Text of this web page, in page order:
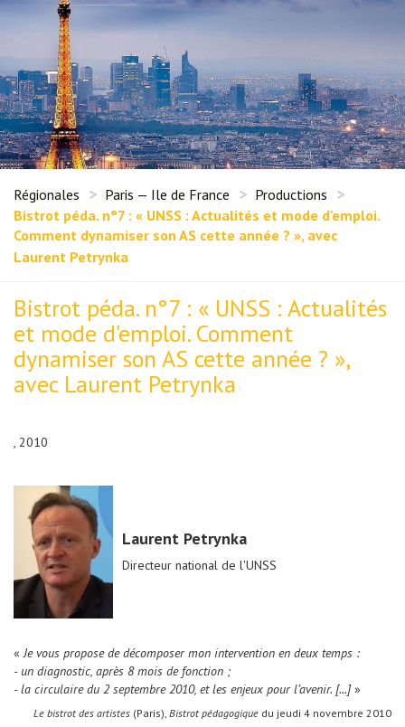
Régionales Paris — Ile de France
Productions
Bistrot péda. n°7 : « UNSS : Actualités et mode d'emploi.
Comment dynamiser son AS cette année ? », avec
Laurent Petrynka
Bistrot péda. n°7 : « UNSS : Actualités
et mode d'emploi. Comment
dynamiser son AS cette année ? »,
avec Laurent Petrynka
, 2010
Laurent Petrynka
Directeur national de l'UNSS
«Je vous propose de décomposer mon intervention en deux temps :
- un diagnostic, après 8 mois de fonction ;
- la circulaire du 2 septembre 2010, et les enjeux pour l’avenir. [...]»
Le bistrot des artistes (Paris), Bistrot pédagogique du jeudi 4 novembre 2010